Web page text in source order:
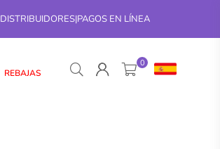
DISTRIBUIDORES|PAGOS EN LÍNEA
REBAJAS
0